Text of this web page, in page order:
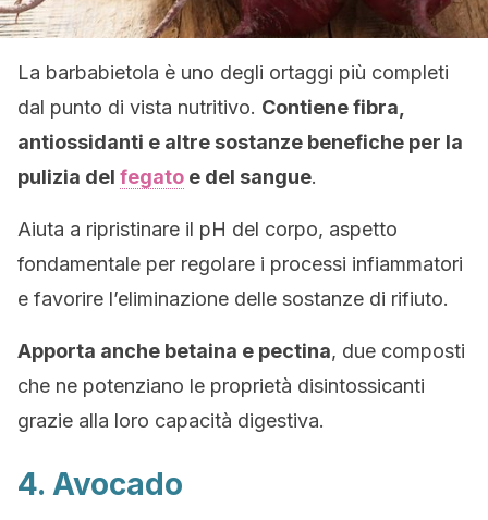
La barbabietola è uno degli ortaggi più completi
dal punto di vista nutritivo. Contiene fibra,
antiossidanti e altre sostanze benefiche per la
pulizia del fegato e del sangue.
Aiuta a ripristinare il pH del corpo, aspetto
fondamentale per regolare i processi infiammatori
e favorire l’eliminazione delle sostanze di rifiuto.
Apporta anche betaina e pectina, due composti
che ne potenziano le proprietà disintossicanti
grazie alla loro capacità digestiva.
4. Avocado